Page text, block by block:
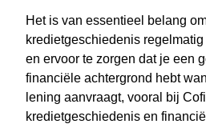
Het is van essentieel belang
kredietgeschiedenis
en ervoor te zorgen dat je een
financiële achtergrond hebt
lening aanvraagt, vooral bij
kredietgeschiedenis en